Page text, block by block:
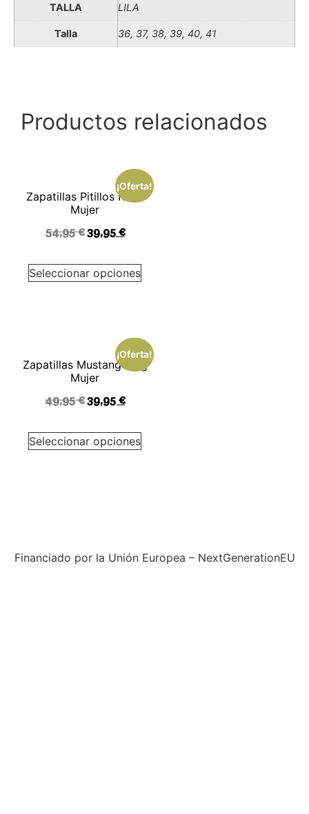
Productos relacionados
¡Oferta!
Zapatillas Pitillos Rosa
Mujer
54,95€39,95€
Seleccionar opciones
¡Oferta!
Zapatillas Mustang Beig
Mujer
49,95€39,95€
Seleccionar opciones
TALLA LILA
Talla 36, 37, 38, 39, 40, 41
Financiado por la Unión Europea – NextGenerationEU